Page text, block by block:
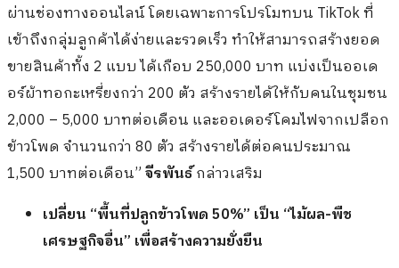
ผ่านช่องทางออนไลน์ โดยเฉพาะการโปรโมทบน TikTok ที่
เข้าถึงกลุ่มลูกค้าได้ง่ายและรวดเร็ว ทำให้สามารถสร้างยอด
ขายสินค้าทั้ง 2 แบบ ได้เกือบ 250,000 บาท แบ่งเป็นออเด
อร์ผ้าทอกะเหรี่ยงกว่า 200 ตัว สร้างรายได้ให้กับคนในชุมชน
2,000 – 5,000 บาทต่อเดือน และออเดอร์โคมไฟจากเปลือก
ข้าวโพด จำนวนกว่า 80 ตัว สร้างรายได้ต่อคนประมาณ
1,500 บาทต่อเดือน”จีรพันธ์กล่าวเสริม
เปลี่ยน “พื้นที่ปลูกข้าวโพด 50%” เป็น “ไม้ผล-พืช
เศรษฐกิจอื่น” เพื่อสร้างความยั่งยืน